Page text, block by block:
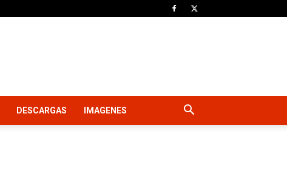
DESCARGAS IMAGENES